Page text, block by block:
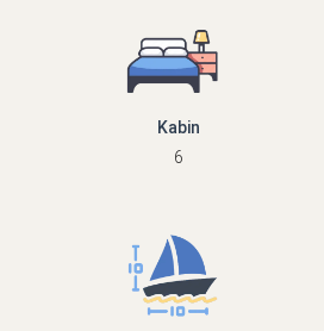
Kabin
6